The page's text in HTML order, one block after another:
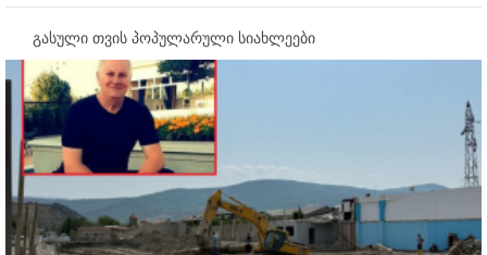
გასული თვის პოპულარული სიახლეები